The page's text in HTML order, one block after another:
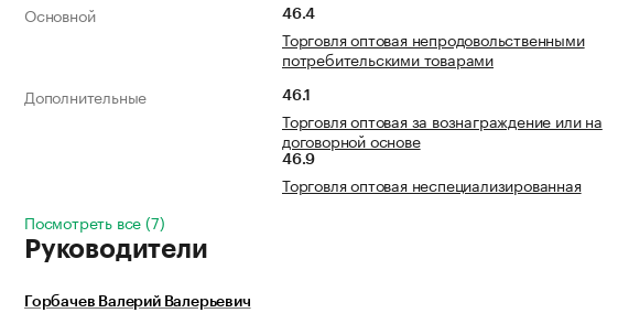
Основной 46.4
Торговля оптовая непродовольственными
потребительскими товарами
Дополнительные
46.1
Торговля оптовая за вознаграждение или на
договорной основе
46.9
Торговля оптовая неспециализированная
Посмотреть все (7)
Руководители
Горбачев Валерий Валерьевич